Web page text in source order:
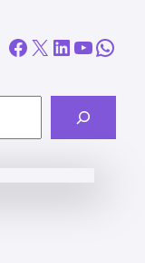
Facebook X LinkedIn YouTube WhatsApp